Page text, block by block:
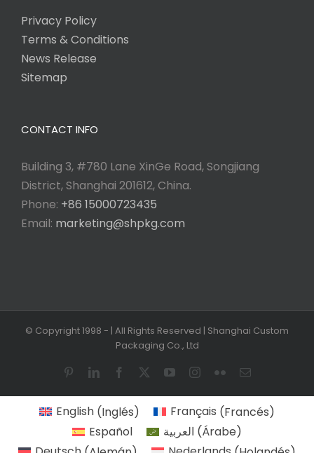
Privacy Policy
Terms & Conditions
News Release
Sitemap
CONTACT INFO
Building 3, #780 Lane XinGe Road, Songjiang
District, Shanghai 201612, China.
Phone: +86 15000723435
Email: marketing@shpkg.com
© Copyright 1998 - | All Rights Reserved | Shanghai Custom
Packaging Co., Ltd
PinterestLinkedInFacebook YouTubeInstagram
FlickrEmail
English (Inglés) Français (Francés)
Español
العربية (Árabe)